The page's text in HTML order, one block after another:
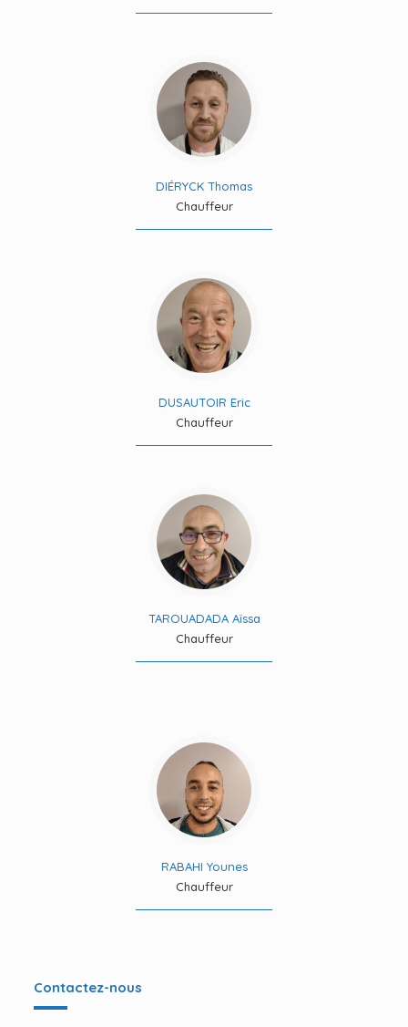
DIÉRYCK Thomas
Chauffeur
DUSAUTOIR Eric
Chauffeur
TAROUADADA Aïssa
Chauffeur
RABAHI Younes
Chauffeur
Contactez-nous